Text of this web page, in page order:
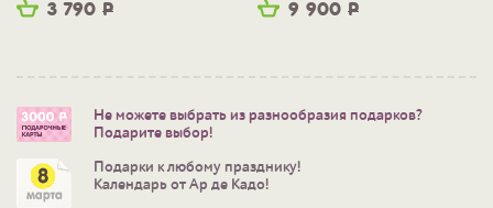
3 790 Р 9 900 Р
Не можете выбрать из разнообразия подарков?
Подарите выбор!
Подарки к любому празднику!
Календарь от Ар де Кадо!